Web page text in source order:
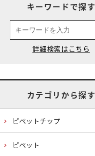
キーワードで探す
カテゴリから探す
ピペットチップ
ピペット